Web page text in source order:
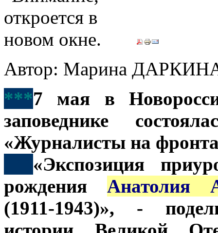
Автор: Марина
***7 мая в
заповеднике
«Журналисты на
«Экспозиция
рождения Анатолия
(1911-1943)», -